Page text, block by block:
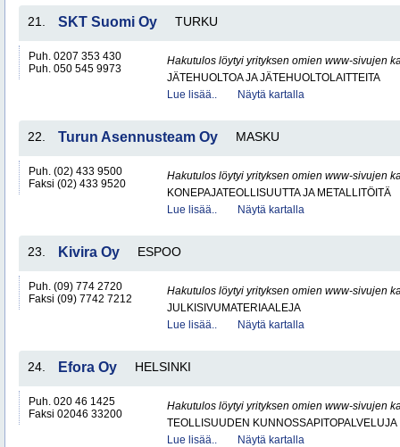
21. SKT Suomi Oy TURKU
Puh. 0207 353 430
Puh. 050 545 9973
Hakutulos löytyi yrityksen omien www-sivujen
JÄTEHUOLTOA JA JÄTEHUOLTOLAITTEITA
Lue lisää..
Näytä kartalla
22. Turun Asennusteam Oy MASKU
Puh. (02) 433 9500
Faksi (02) 433 9520
Hakutulos löytyi yrityksen omien www-sivujen
KONEPAJATEOLLISUUTTA JA METALLITÖITÄ
Lue lisää..
Näytä kartalla
23. Kivira Oy ESPOO
Puh. (09) 774 2720
Faksi (09) 7742 7212
Hakutulos löytyi yrityksen omien www-sivujen
JULKISIVUMATERIAALEJA
Lue lisää..
Näytä kartalla
24. Efora Oy HELSINKI
Puh. 020 46 1425
Faksi 02046 33200
Hakutulos löytyi yrityksen omien www-sivujen
TEOLLISUUDEN KUNNOSSAPITOPALVELUJA
Lue lisää..
Näytä kartalla